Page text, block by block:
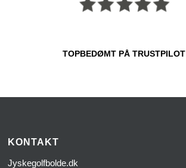
TOPBEDØMT PÅ TRUSTPILOT
KONTAKT
Jyskegolfbolde.dk